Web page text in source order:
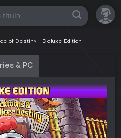
of Destiny - Deluxe Edition
& PC